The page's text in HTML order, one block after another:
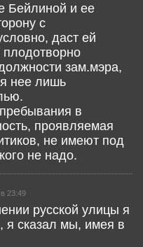
Бейлиной и ее
с
даст ей
плодотворно
зам.мэра,
нее лишь
в
проявляемая
не имеют под
не надо.
23:49
русской улицы я
я сказал мы, имея в